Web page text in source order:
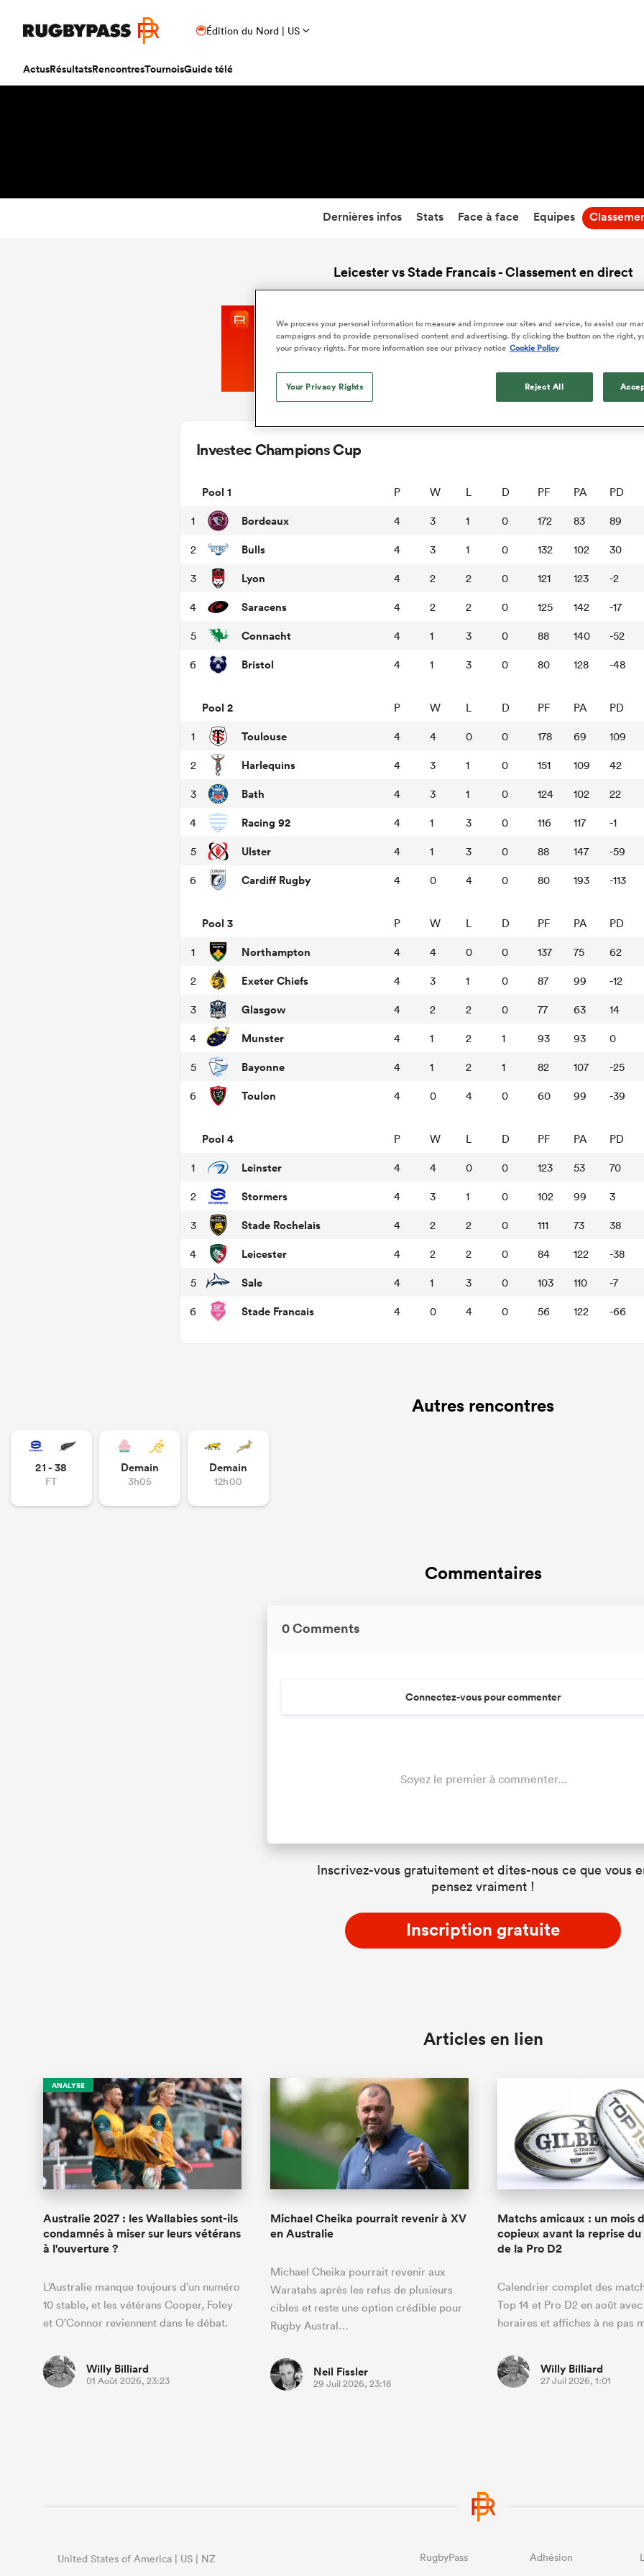
Édition du Nord | US
ActusRésultatsRencontresTournoisGuide télé
Dernières infos Stats Face à face Equipes
Leicester vs Stade Francais - Classement en direct
Investec Champions Cup
Pool 1 P W L D PF PA PD
1 Bordeaux 4 3 1 0 172 83 89
2 Bulls 4 3 1 0 132 102 30
3 Lyon 4 2 2 0 121 123 -2
4 Saracens 4 2 2 0 125 142 -17
5 Connacht 4 1 3 0 88 140 -52
6 Bristol 4 1 3 0 80 128 -48
Pool 2 P W L D PF PA PD
1 Toulouse 4 4 0 0 178 69 109
2 Harlequins 4 3 1 0 151 109 42
3 Bath 4 3 1 0 124 102 22
4 Racing 92 4 1 3 0 116 117 -1
5 Ulster 4 1 3 0 88 147 -59
6 Cardiff Rugby 4 0 4 0 80 193 -113
Pool 3 P W L D PF PA PD
1 Northampton 4 4 0 0 137 75 62
2 Exeter Chiefs 4 3 1 0 87 99 -12
3 Glasgow 4 2 2 0 77 63 14
4 Munster 4 1 2 1 93 93 0
5 Bayonne 4 1 2 1 82 107 -25
6 Toulon 4 0 4 0 60 99 -39
Pool 4 P W L D PF PA PD
1 Leinster 4 4 0 0 123 53 70
2 Stormers 4 3 1 0 102 99 3
3 Stade Rochelais 4 2 2 0 111 73 38
4 Leicester 4 2 2 0 84 122 -38
5 Sale 4 1 3 0 103 110 -7
6 Stade Francais 4 0 4 0 56 122 -66
Autres rencontres
21 - 38
FT
Demain
3h05
Demain
12h00
Commentaires
0 Comments
Connectez-vous pour commenter
Soyez le premier à commenter...
Inscrivez-vous gratuitement et dites-nous ce que vous
pensez vraiment !
Inscription gratuite
Articles en lien
ANALYSE
Australie 2027 : les Wallabies sont-ils
condamnés à miser sur leurs vétérans
à l'ouverture ?
L’Australie manque toujours d’un numéro
10 stable, et les vétérans Cooper, Foley
et O’Connor reviennent dans le débat.
Willy Billiard
01 Août 2026, 23:23
Michael Cheika pourrait revenir à XV
en Australie
Michael Cheika pourrait revenir aux
Waratahs après les refus de plusieurs
cibles et reste une option crédible pour
Rugby Austral…
Neil Fissler
29 Juil 2026, 23:18
Matchs amicaux : un mois
copieux avant la reprise du
de la Pro D2
Calendrier complet des
Top 14 et Pro D2 en août
horaires et affiches à ne pas
Willy Billiard
27 Juil 2026, 1:01
United States of America | US | NZ RugbyPass Adhésion
We process your personal information to measure and improve our sites and service, to assist our
campaigns and to provide personalised content and advertising. By clicking the button on the right,
your privacy rights. For more information see our privacy notice Cookie Policy
Your Privacy Rights Reject All